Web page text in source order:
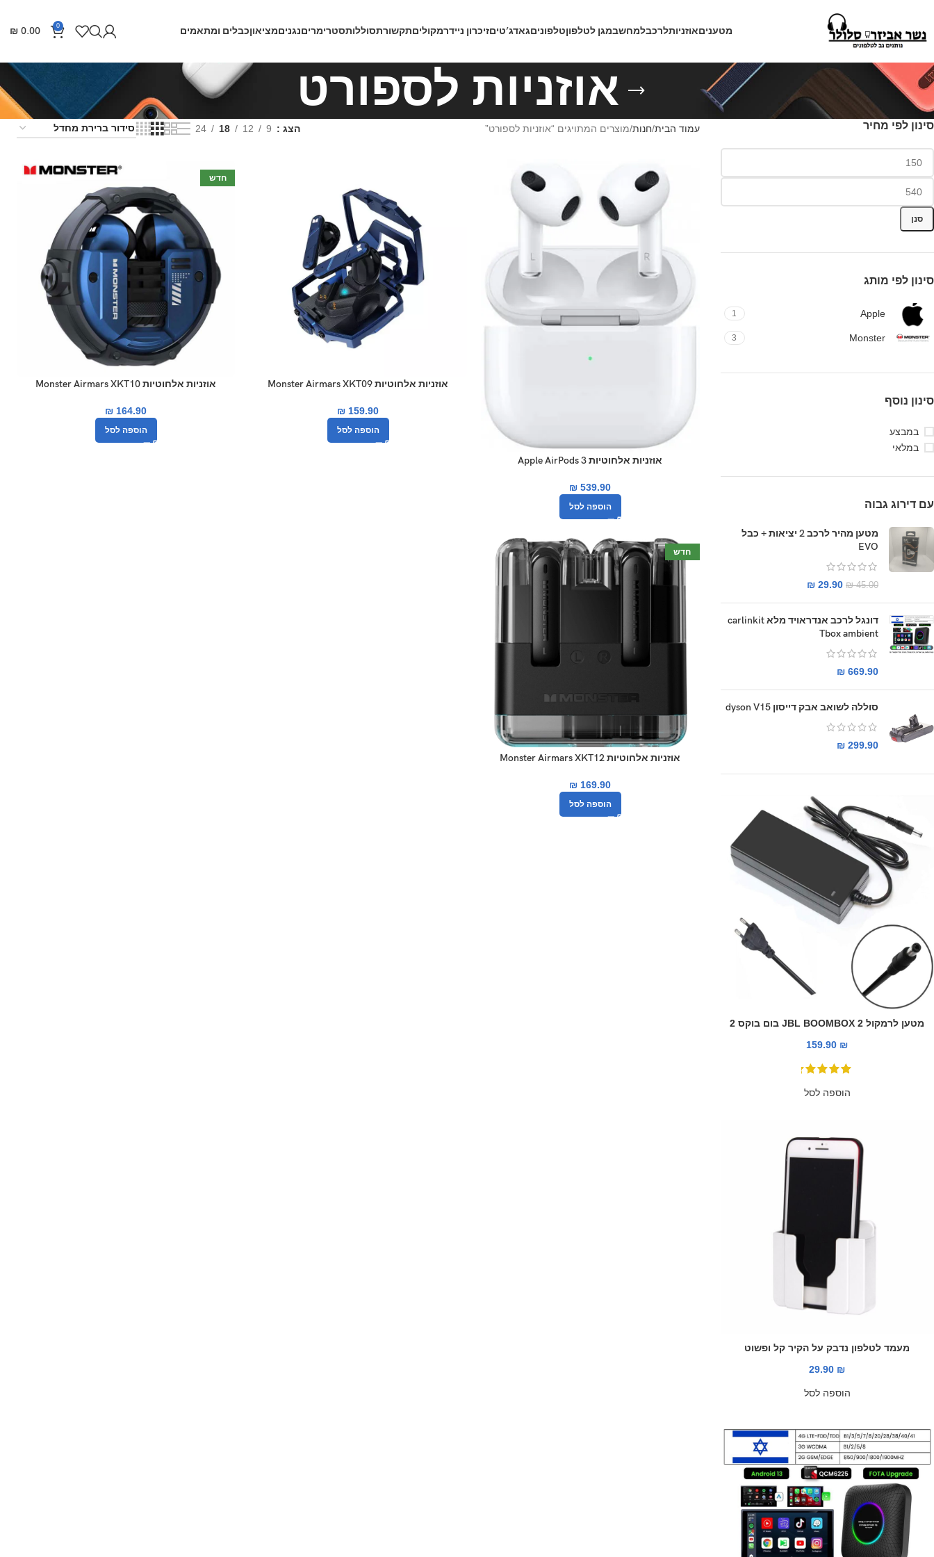
מטעניםאוזניותלרכבלמחשבמגן לטלפוןטלפוניםגאדג’טיםזיכרון ניידרמקוליםתקשורתסוללותסטרימריםנגניםמציאוןכבלים ומתאמים 0
₪ 0.00
אוזניות לספורט
סינון לפי מחיר
סנן
סינון לפי מותג
Apple
1
Monster
3
סינון נוסף
במבצע
במלאי
עם דירוג גבוה
מטען מהיר לרכב 2 יציאות + כבל
EVO
₪45.00
₪ 29.90
דונגל לרכב אנדראויד מלא carlinkit
Tbox ambient
₪ 669.90
סוללה לשואב אבק דייסון dyson V15
₪ 299.90
מטען לרמקול JBL BOOMBOX 2 בום בוקס 2
₪
הוספה לסל
מעמד לטלפון נדבק על הקיר קל ופשוט
₪
הוספה לסל
עמוד הבית חנות מוצרים המתויגים “אוזניות לספורט” הצג 9
12
18
24
אוזניות אלחוטיות Apple AirPods 3
₪ 539.90
הוספה לסל
אוזניות ‏אלחוטיות Monster Airmars XKT09
₪ 159.90
הוספה לסל
חדש
אוזניות ‏אלחוטיות Monster Airmars XKT10
₪ 164.90
הוספה לסל
חדש
אוזניות ‏אלחוטיות Monster Airmars XKT12
₪ 169.90
הוספה לסל